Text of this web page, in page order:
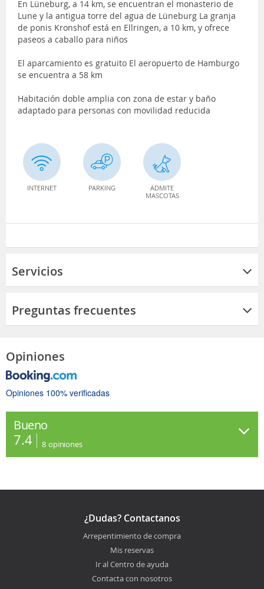
En Lüneburg, a 14 km, se encuentran el monasterio de
Lune y la antigua torre del agua de Lüneburg La granja
de ponis Kronshof está en Ellringen, a 10 km, y ofrece
paseos a caballo para niños
El aparcamiento es gratuito El aeropuerto de Hamburgo
se encuentra a 58 km
Habitación doble amplia con zona de estar y baño
adaptado para personas con movilidad reducida
INTERNET PARKING
ADMITE
MASCOTAS
Servicios
Preguntas frecuentes
Opiniones
Opiniones 100% verificadas
Bueno
7.4 8 opiniones
¿Dudas? Contactanos
Arrepentimiento de compra
Mis reservas
Ir al Centro de ayuda
Contacta con nosotros